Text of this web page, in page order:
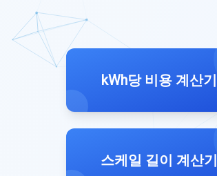
kWh당 비용 계산기
스케일 길이 계산기